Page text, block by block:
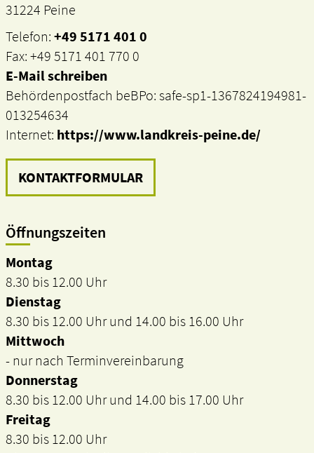
31224 Peine
Telefon:+49 5171 401 0
Fax: +49 5171 401 770 0
E-Mail schreiben
Behördenpostfach beBPo: safe-sp1-1367824194981-
013254634
Internet: https://www.landkreis-peine.de/
KONTAKTFORMULAR
Öffnungszeiten
Montag
8.30 bis 12.00 Uhr
Dienstag
8.30 bis 12.00 Uhr und 14.00 bis 16.00 Uhr
Mittwoch
- nur nach Terminvereinbarung
Donnerstag
8.30 bis 12.00 Uhr und 14.00 bis 17.00 Uhr
Freitag
8.30 bis 12.00 Uhr